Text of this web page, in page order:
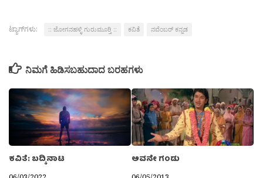
ಟ್ಯಾಗ್‌ಗಳು: :: ಜೋಗನಹಳ್ಳಿ ಗುರುಮೂರ‍್ತಿ :: ಕವಿತೆ ನವೆಂಬರ್ ಕನ್ನಡ
ನಿಮಗೆ ಹಿಡಿಸಬಹುದಾದ ಬರಹಗಳು
ಕವಿತೆ: ಬದ್ಕಿನಾಟ ಅವನೇ ಗಂಡು